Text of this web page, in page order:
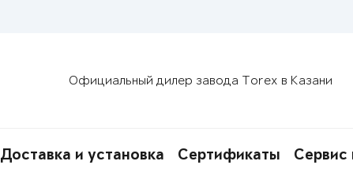
Официальный дилер завода Torex в Казани
Доставка и установка Сертификаты Сервис